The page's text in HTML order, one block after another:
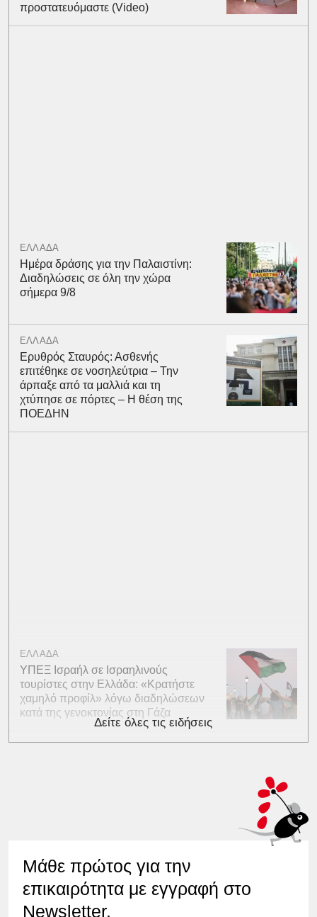
προστατευόμαστε (Video)
ΕΛΛΑΔΑ
Ημέρα δράσης για την Παλαιστίνη:
Διαδηλώσεις σε όλη την χώρα
σήμερα 9/8
ΕΛΛΑΔΑ
Ερυθρός Σταυρός: Ασθενής
επιτέθηκε σε νοσηλεύτρια – Την
άρπαξε από τα μαλλιά και τη
χτύπησε σε πόρτες – Η θέση της
ΠΟΕΔΗΝ
ΕΛΛΑΔΑ
ΥΠΕΞ Ισραήλ σε Ισραηλινούς
τουρίστες στην Ελλάδα: «Κρατήστε
χαμηλό προφίλ» λόγω διαδηλώσεων
κατά της γενοκτονίας στη Γάζα
Δείτε όλες τις ειδήσεις
Μάθε πρώτος για την
επικαιρότητα με εγγραφή στο
Newsletter.